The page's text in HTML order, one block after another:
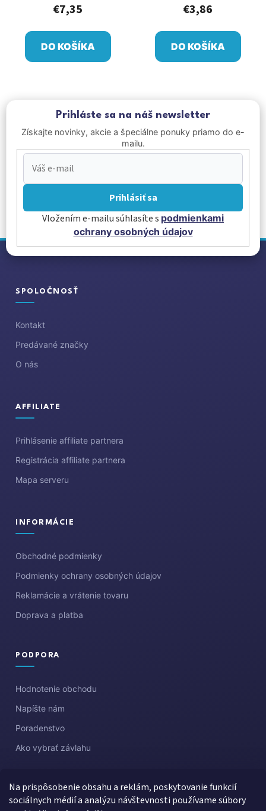
Na prispôsobenie obsahu a reklám, poskytovanie funkcií
sociálnych médií a analýzu návštevnosti používame súbory
€7,35
DO KOŠÍKA
€3,86
DO KOŠÍKA
Prihláste sa na náš newsletter
Získajte novinky, akcie a špeciálne ponuky priamo do e-
mailu.
Prihlásiť sa
Vložením e-mailu súhlasíte s podmienkami
ochrany osobných údajov
Z
SPOLOČNOSŤ
Kontakt
Predávané značky
O nás
AFFILIATE
Prihlásenie affiliate partnera
Registrácia affiliate partnera
Mapa serveru
INFORMÁCIE
Obchodné podmienky
Podmienky ochrany osobných údajov
Reklamácie a vrátenie tovaru
Doprava a platba
PODPORA
Hodnotenie obchodu
Napíšte nám
Poradenstvo
Ako vybrať závlahu